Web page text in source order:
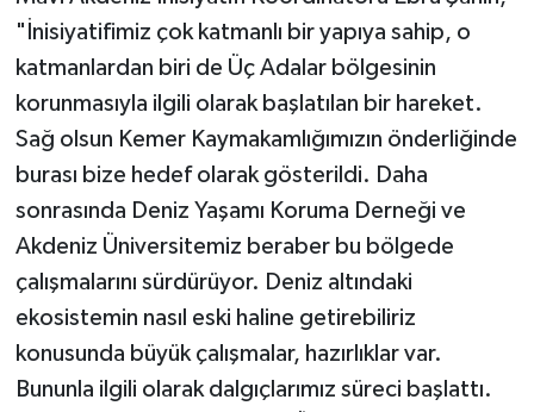
"İnisiyatifimiz çok katmanlı bir yapıya sahip, o
katmanlardan biri de Üç Adalar bölgesinin
korunmasıyla ilgili olarak başlatılan bir hareket.
Sağ olsun Kemer Kaymakamlığımızın önderliğinde
burası bize hedef olarak gösterildi. Daha
sonrasında Deniz Yaşamı Koruma Derneği ve
Akdeniz Üniversitemiz beraber bu bölgede
çalışmalarını sürdürüyor. Deniz altındaki
ekosistemin nasıl eski haline getirebiliriz
konusunda büyük çalışmalar, hazırlıklar var.
Bununla ilgili olarak dalgıçlarımız süreci başlattı.